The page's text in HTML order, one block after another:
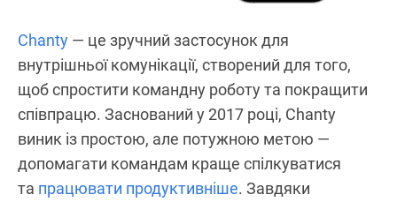
Chanty — це зручний застосунок для
внутрішньої комунікації, створений для того,
щоб спростити командну роботу та покращити
співпрацю. Заснований у 2017 році, Chanty
виник із простою, але потужною метою —
допомагати командам краще спілкуватися
та працювати продуктивніше. Завдяки